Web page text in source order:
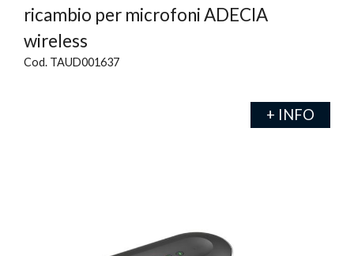
ricambio per microfoni ADECIA
wireless
Cod. TAUD001637
+ INFO